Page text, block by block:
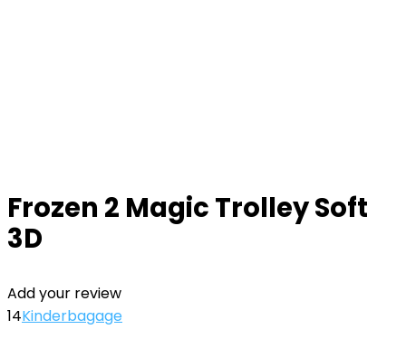
Frozen 2 Magic Trolley Soft
3D
Add your review
14Kinderbagage